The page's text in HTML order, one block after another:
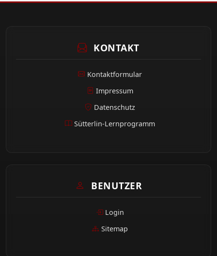
KONTAKT
Kontaktformular
Impressum
Datenschutz
Sütterlin-Lernprogramm
BENUTZER
Login
Sitemap